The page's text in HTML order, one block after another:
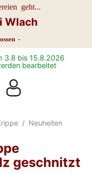
geht...
Wlach
-
3.8 bis 15.8.2026
bearbeitet
Neuheiten
geschnitzt